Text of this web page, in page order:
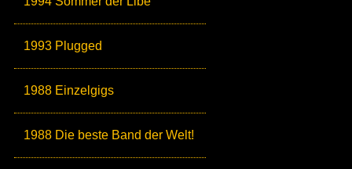
1993 Plugged
1988 Einzelgigs
1988 Die beste Band der Welt!